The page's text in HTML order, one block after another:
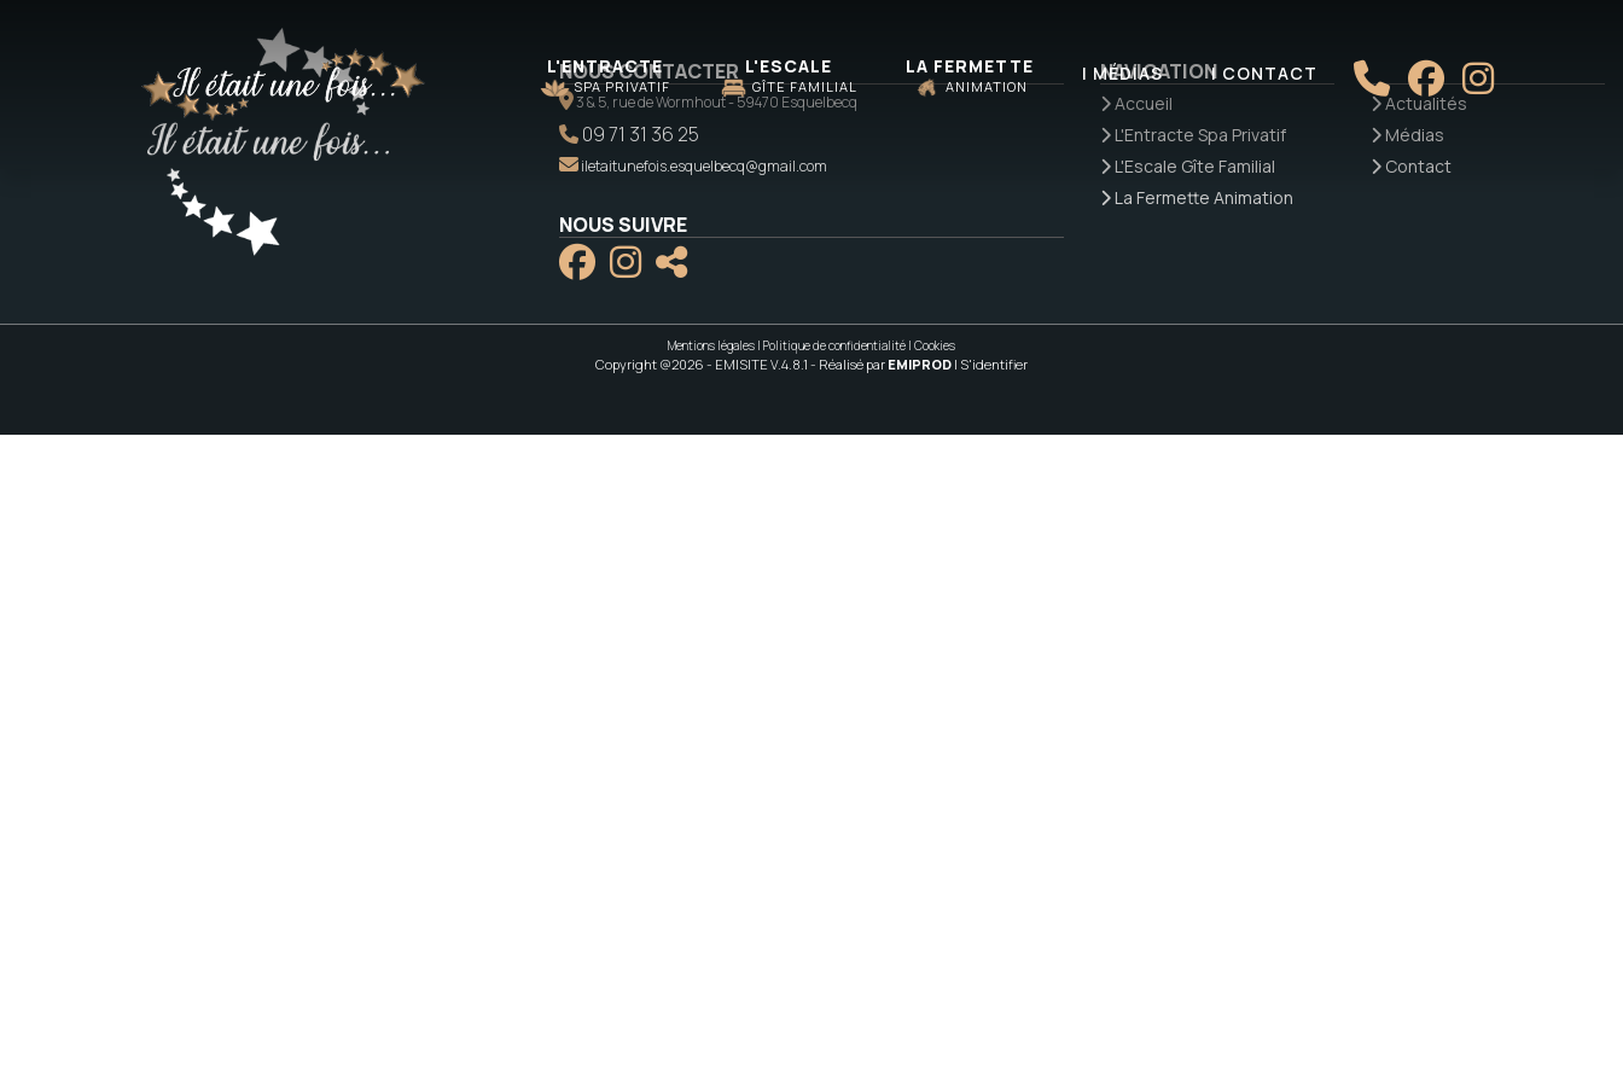
L'ENTRACTE
SPA PRIVATIF
L'ESCALE
GÎTE FAMILIAL
LA FERMETTE
ANIMATION
| MÉDIAS | CONTACT
NOUS CONTACTER
3 & 5, rue de Wormhout - 59470 Esquelbecq
09 71 31 36 25
iletaitunefois.esquelbecq@gmail.com
NOUS SUIVRE
NAVIGATION
Accueil
L'Entracte Spa Privatif
L'Escale Gîte Familial
La Fermette Animation
Actualités
Médias
Contact
Mentions légales | Politique de confidentialité | Cookies
Copyright @2026 - EMISITE V.4.8.1 - Réalisé par EMIPROD | S'identifier